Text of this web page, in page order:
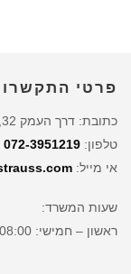
פרטי
כתובת: דרך העמק 32, יקנעם (המושבה)
טלפון: 072-3951219
אי מייל:
שעות המשרד:
ראשון – חמישי: 08:00 – 17:00